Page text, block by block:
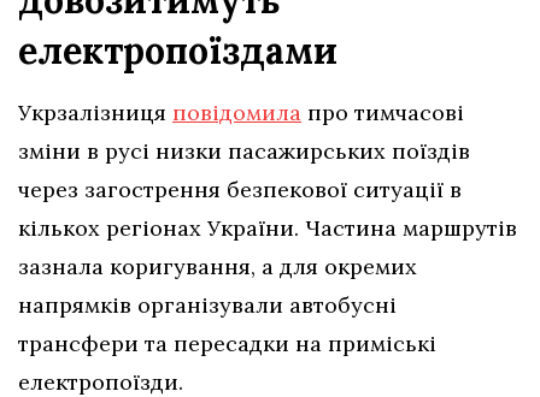
електропоїздами
Укрзалізниця повідомила про тимчасові
зміни в русі низки пасажирських поїздів
через загострення безпекової ситуації в
кількох регіонах України. Частина маршрутів
зазнала коригування, а для окремих
напрямків організували автобусні
трансфери та пересадки на приміські
електропоїзди.